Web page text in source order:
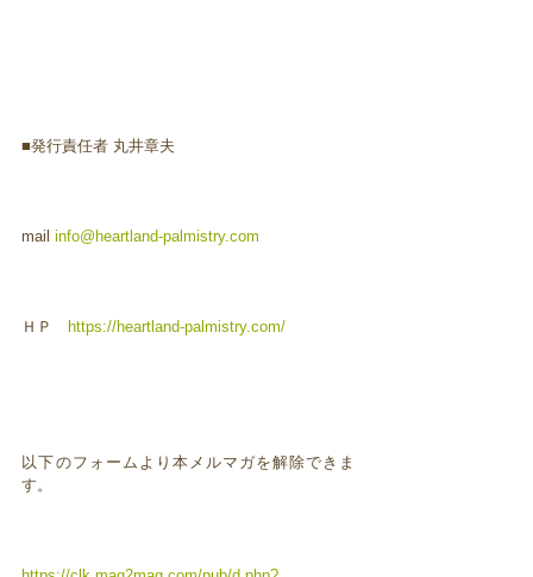
■発行責任者 丸井章夫
mailinfo@heartland-palmistry.com
ＨＰhttps://heartland-palmistry.com/
以下のフォームより本メルマガを解除できま
す。